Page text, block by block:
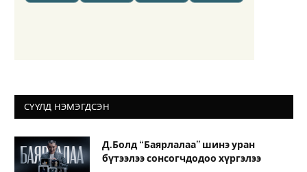
СҮҮЛД НЭМЭГДСЭН
Д.Болд “Баярлалаа” шинэ уран
бүтээлээ сонсогчдодоо хүргэлээ